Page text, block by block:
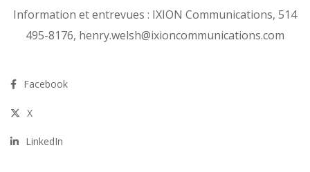
Information et entrevues : IXION Communications, 514
495-8176, henry.welsh@ixioncommunications.com
Facebook
X
LinkedIn